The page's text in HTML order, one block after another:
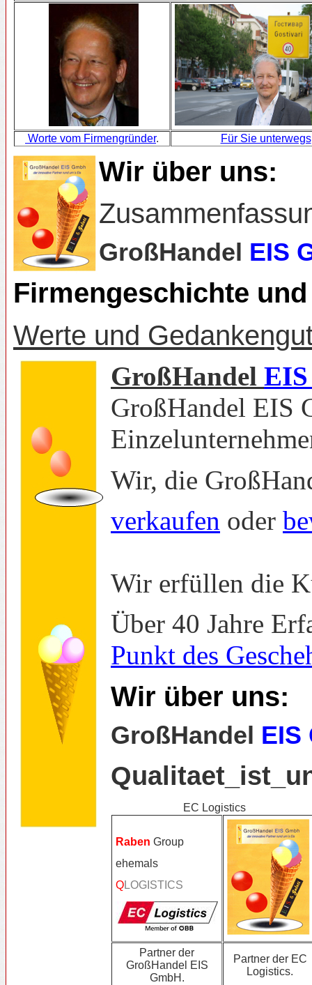
Worte vom Firmengründer. Für Sie unterwegs
Wir über uns:
GroßHandel EIS
Firmengeschichte
Werte und
GroßHandel
GroßHandel EIS
Wir, die
verkaufen oder
Wir erfüllen die
Über 40 Jahre
Punkt des
Wir über uns:
GroßHandel EIS
EC Logistics
Raben Group
ehemals
QLOGISTICS
Partner der
GroßHandel EIS
GmbH.
Partner der EC
Logistics.